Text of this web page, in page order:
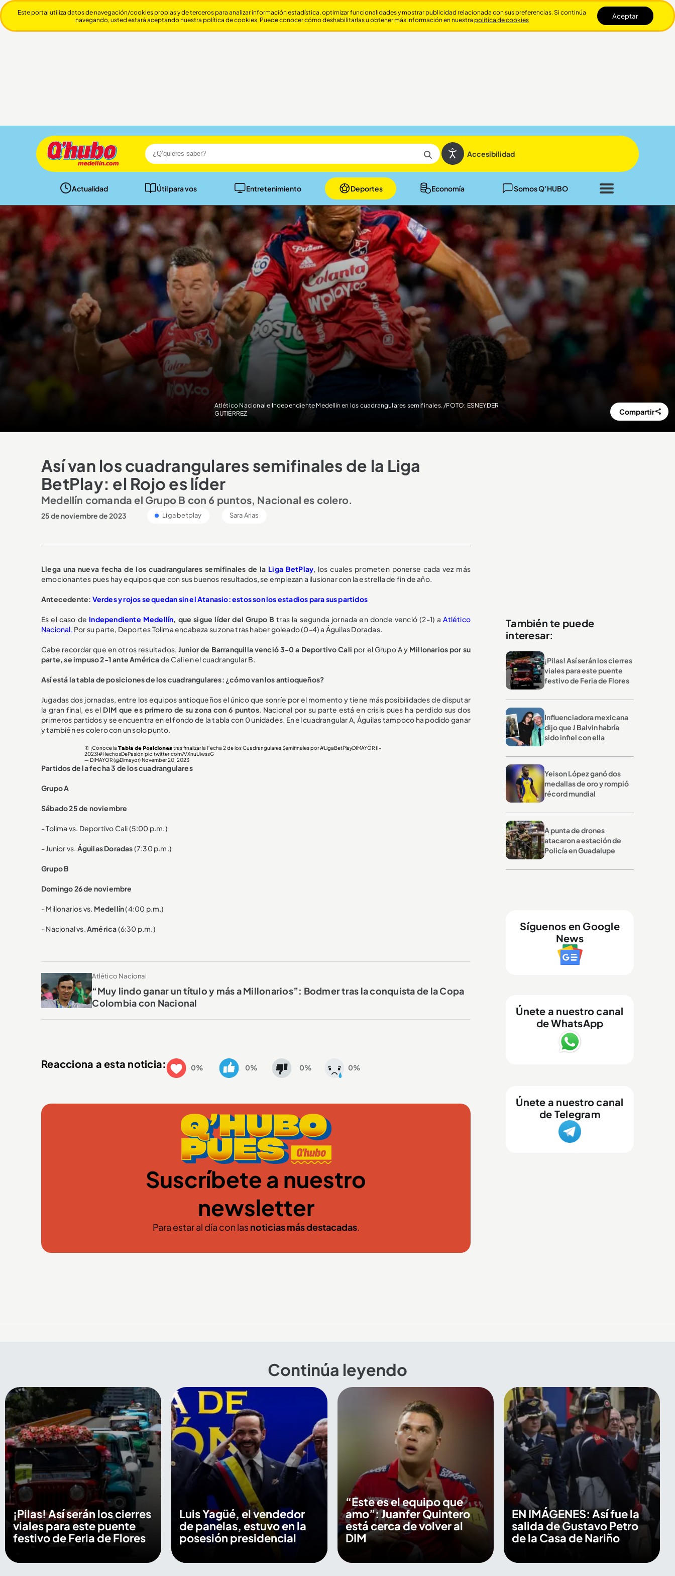
Accesibilidad
Actualidad Útil para vos Entretenimiento Deportes Economía Somos Q’HUBO
Cerrar
Atlético Nacional e Independiente Medellín en los cuadrangulares semifinales. /FOTO: ESNEYDER
GUTIÉRREZ
Compartir
Así van los cuadrangulares semifinales de la Liga
BetPlay: el Rojo es líder
Medellín comanda el Grupo B con 6 puntos, Nacional es colero.
25 de noviembre de 2023 Liga betplay Sara Arias
Llega una nueva fecha de los cuadrangulares semifinales de la Liga BetPlay, los cuales prometen ponerse cada vez más
emocionantes pues hay equipos que con sus buenos resultados, se empiezan a ilusionar con la estrella de fin de año.
Antecedente: Verdes y rojos se quedan sin el Atanasio: estos son los estadios para sus partidos
Es el caso de Independiente Medellín, que sigue líder del Grupo B tras la segunda jornada en donde venció (2-1) aAtlético
Nacional. Por su parte, Deportes Tolima encabeza su zona tras haber goleado (0-4) a Águilas Doradas.
Cabe recordar que en otros resultados,Junior de Barranquilla venció 3-0 a Deportivo Cali por el Grupo A y Millonarios por su
parte, se impuso 2-1 ante Américade Cali en el cuadrangular B.
Así está la tabla de posiciones de los cuadrangulares: ¿cómo van los antioqueños?
Jugadas dos jornadas, entre los equipos antioqueños el único que sonríe por el momento y tiene más posibilidades de disputar
la gran final, es el DIM que es primero de su zona con 6 puntos. Nacional por su parte está en crisis pues ha perdido sus dos
primeros partidos y se encuentra en el fondo de la tabla con 0 unidades. En el cuadrangular A, Águilas tampoco ha podido ganar
y también es colero con un solo punto.
🔖 ¡Conoce la 𝗧𝗮𝗯𝗹𝗮 𝗱𝗲 𝗣𝗼𝘀𝗶𝗰𝗶𝗼𝗻𝗲𝘀 tras finalizar la Fecha 2 de los Cuadrangulares Semifinales por#LigaBetPlayDIMAYORII-
2023!#HechosDePasión pic.twitter.com/VXnuUiwssG
— DIMAYOR (@Dimayor)November 20, 2023
Partidos de la fecha 3 de los cuadrangulares
Grupo A
Sábado 25 de noviembre
- Tolima vs. Deportivo Cali (5:00 p.m.)
- Junior vs. Águilas Doradas(7:30 p.m.)
Grupo B
Domingo 26 de noviembre
- Millonarios vs. Medellín(4:00 p.m.)
- Nacional vs.América(6:30 p.m.)
Atlético Nacional
“Muy lindo ganar un título y más a Millonarios”: Bodmer tras la conquista de la Copa
Colombia con Nacional
Reacciona a esta noticia: 0% 0% 0% 0%
Suscríbete a nuestro
newsletter
Para estar al día con lasnoticias más destacadas.
También te puede
interesar:
¡Pilas! Así serán los cierres
viales para este puente
festivo de Feria de Flores
Influenciadora mexicana
dijo que J Balvin habría
sido infiel con ella
Yeison López ganó dos
medallas de oro y rompió
récord mundial
A punta de drones
atacaron a estación de
Policía en Guadalupe
Síguenos en Google
News
Únete a nuestro canal
de WhatsApp
Únete a nuestro canal
de Telegram
Continúa leyendo
¡Pilas! Así serán los cierres
viales para este puente
festivo de Feria de Flores
Luis Yagüé, el vendedor
de panelas, estuvo en la
posesión presidencial
“Este es el equipo que
amo”: Juanfer Quintero
está cerca de volver al
DIM
EN IMÁGENES: Así fue la
salida de Gustavo Petro
de la Casa de Nariño
Este portal utiliza datos de navegación/cookies propias y de terceros para analizar información estadística, optimizar funcionalidades y mostrar publicidad relacionada con sus preferencias. Si continúa
navegando, usted estará aceptando nuestra política de cookies. Puede conocer cómo deshabilitarlas u obtener más información en nuestra politica de cookies Aceptar